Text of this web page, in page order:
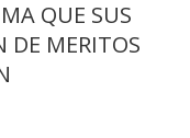
QUE SUS
DE MERITOS